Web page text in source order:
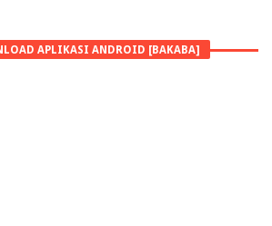
APLIKASI ANDROID [BAKABA]